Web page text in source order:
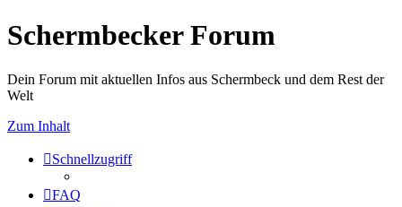
Schermbecker Forum
Dein Forum mit aktuellen Infos aus Schermbeck und dem Rest der
Welt
Zum Inhalt
Schnellzugriff
FAQ